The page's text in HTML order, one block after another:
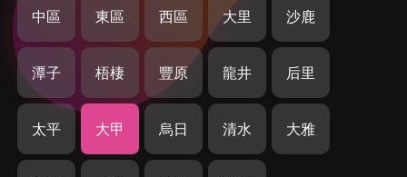
中區 東區 西區 大里 沙鹿
潭子 梧棲 豐原 龍井 后里
太平 大甲 烏日 清水 大雅